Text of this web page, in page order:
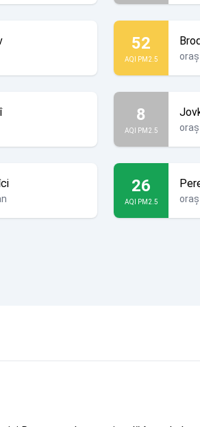
52
AQI PM2.5 oraș
8
AQI PM2.5 oraș
26
AQI PM2.5 oraș